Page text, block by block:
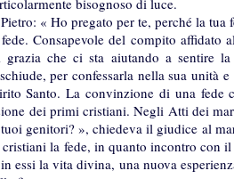
« Ho pregato per te, perché la tua
Consapevole del compito affidato
che ci sta aiutando a sentire
per confessarla nella sua unità
Santo. La convinzione di una
dei primi cristiani. Negli Atti dei
genitori? », chiedeva il giudice al
cristiani la fede, in quanto incontro con
essi la vita divina, una nuova